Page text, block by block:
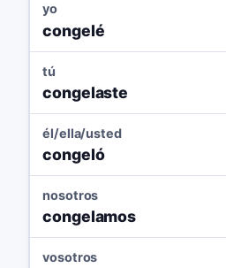
yo
congelé
tú
congelaste
él/ella/usted
congeló
nosotros
congelamos
vosotros